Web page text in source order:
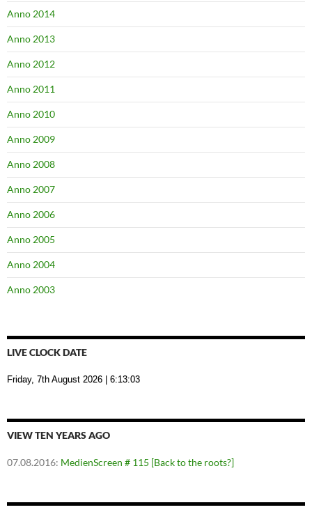
Anno 2014
Anno 2013
Anno 2012
Anno 2011
Anno 2010
Anno 2009
Anno 2008
Anno 2007
Anno 2006
Anno 2005
Anno 2004
Anno 2003
LIVE CLOCK DATE
Friday, 7th August 2026 | 6:13:04
VIEW TEN YEARS AGO
07.08.2016: MedienScreen # 115 [Back to the roots?]